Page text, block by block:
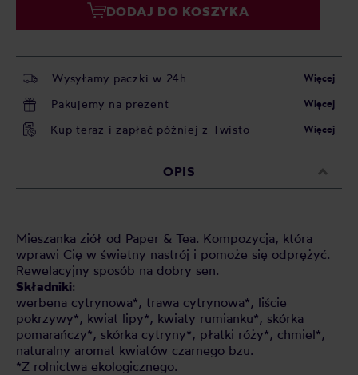
DODAJ DO KOSZYKA
Wysyłamy paczki w 24h Więcej
Pakujemy na prezent Więcej
Kup teraz i zapłać później z Twisto Więcej
OPIS
Mieszanka ziół od Paper & Tea. Kompozycja, która
wprawi Cię w świetny nastrój i pomoże się odprężyć.
Rewelacyjny sposób na dobry sen.
Składniki:
werbena cytrynowa*, trawa cytrynowa*, liście
pokrzywy*, kwiat lipy*, kwiaty rumianku*, skórka
pomarańczy*, skórka cytryny*, płatki róży*, chmiel*,
naturalny aromat kwiatów czarnego bzu.
*Z rolnictwa ekologicznego.